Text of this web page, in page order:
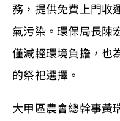
務，提供免費上門收
氣污染。環保局長陳
僅減輕環境負擔，也
的祭祀選擇。
大甲區農會總幹事黃